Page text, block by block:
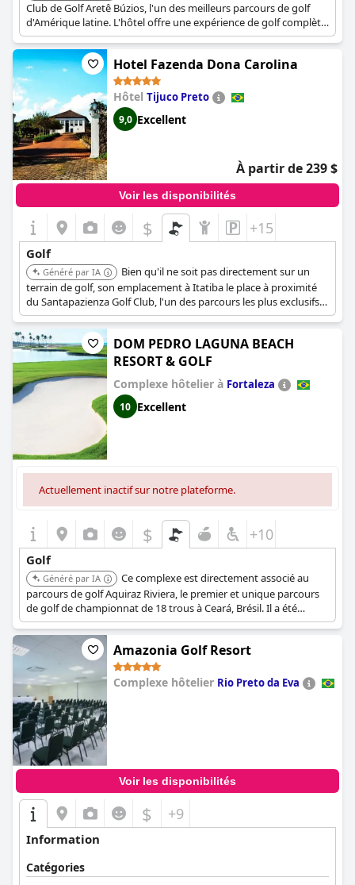
Club de Golf Aretê Búzios, l'un des meilleurs parcours de golf
d'Amérique latine. L'hôtel offre une expérience de golf complète,
comprenant un club-house avec une télévision connectée aux
réseaux sportifs de golf, un pro shop et la location
d'équipement. Il propose également des leçons de golf pour
adultes et enfants.
Hotel Fazenda Dona Carolina
Hôtel Tijuco Preto
9,0 Excellent
À partir de 239 $
Voir les disponibilités
$ +15
Golf
Généré par IA
Bien qu'il ne soit pas directement sur un
terrain de golf, son emplacement à Itatiba le place à proximité
du Santapazienza Golf Club, l'un des parcours les plus exclusifs
du Brésil conçu par Tom Fazio. L'hôtel offre un séjour luxueux
dans un cadre naturel et serein, qui peut être un complément
attrayant à un voyage de golf.DOM PEDRO LAGUNA BEACH
RESORT & GOLF
Complexe hôtelier à Fortaleza
10 Excellent
Actuellement inactif sur notre plateforme.
$ +10
Golf
Généré par IA
Ce complexe est directement associé au
parcours de golf Aquiraz Riviera, le premier et unique parcours
de golf de championnat de 18 trous à Ceará, Brésil. Il a été
reconnu à plusieurs reprises comme le « Meilleur hôtel de golf
du Brésil » par les World Golf Awards, offrant aux clients un
accès direct à des installations de golf complètes et une
expérience de golf unique.
Amazonia Golf Resort
Complexe hôtelier Rio Preto da Eva
Voir les disponibilités
$ +9
Information
Catégories